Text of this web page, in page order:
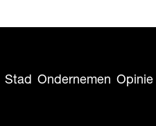
Stad Ondernemen Opinie